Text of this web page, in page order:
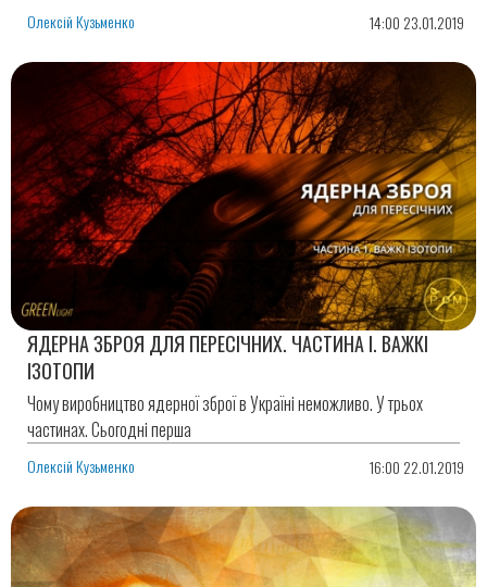
Олексій Кузьменко 14:00 23.01.2019
ЯДЕРНА ЗБРОЯ ДЛЯ ПЕРЕСІЧНИХ. ЧАСТИНА І. ВАЖКІ
ІЗОТОПИ
Чому виробництво ядерної зброї в Україні неможливо. У трьох
частинах. Сьогодні перша
Олексій Кузьменко 16:00 22.01.2019